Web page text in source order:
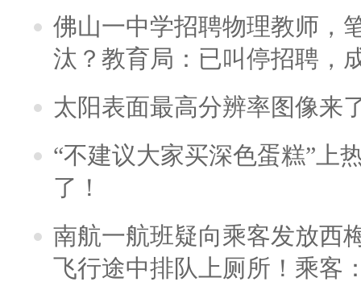
佛山一中学招聘物理教师，
汰？教育局：已叫停招聘，
太阳表面最高分辨率图像来
“不建议大家买深色蛋糕”上
了！
南航一航班疑向乘客发放西
飞行途中排队上厕所！乘客